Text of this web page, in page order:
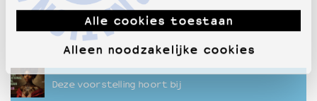
Alle cookies toestaan
Alleen noodzakelijke cookies
Deze voorstelling hoort bij